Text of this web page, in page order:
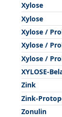
Xylose
Xylose
Xylose /
Xylose /
Xylose /
XYLOSE-
Zink
Zink-
Zonulin